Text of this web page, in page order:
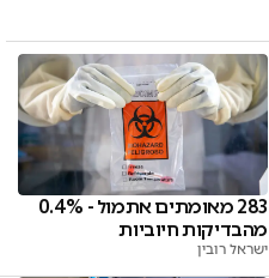
283 מאומתים אתמול - 0.4%
מהבדיקות חיוביות
ישראל רובין